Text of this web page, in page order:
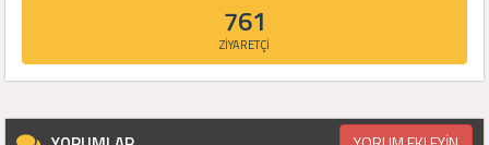
761
ZİYARETÇİ